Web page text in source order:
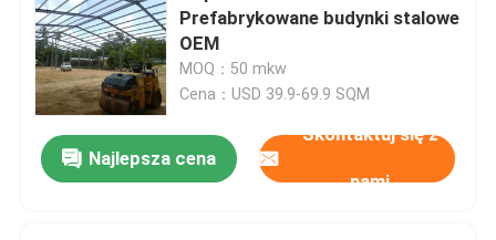
Do domu
Prefabrykowane budynki stalowe
OEM
MOQ：50 mkw
Cena：USD 39.9-69.9 SQM
Najlepsza cena
Skontaktuj się z
nami